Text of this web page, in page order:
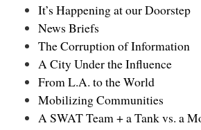
It’s Happening at our Doorstep
News Briefs
The Corruption of Information
A City Under the Influence
From L.A. to the World
Mobilizing Communities
A SWAT Team + a Tank vs. a